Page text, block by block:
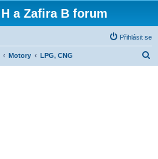
a Zafira B forum
Přihlásit se
Motory LPG, CNG